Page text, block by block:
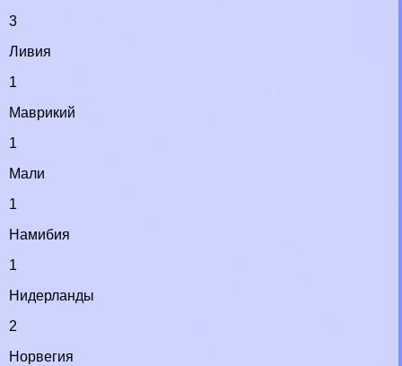
3
Ливия
1
Маврикий
1
Мали
1
Намибия
1
Нидерланды
2
Норвегия